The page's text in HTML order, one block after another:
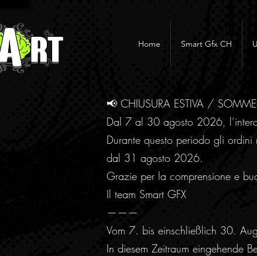
Home Smart Gfx CH
📢 CHIUSURA ESTIVA /
Dal 7 al 30 agosto 2026,
Durante questo periodo gli
dal 31 agosto 2026.
Grazie per la comprensione e
Il team Smart GFX
———
Vom 7. bis einschließlich 30.
In diesem Zeitraum eingehende